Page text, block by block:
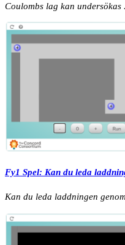
Coulombs lag kan undersökas
Fy1 Spel: Kan du leda
Kan du leda laddningen